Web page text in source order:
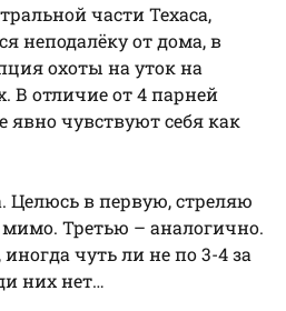
части Техаса,
неподалёку от дома, в
охоты на уток на
В отличие от 4 парней
явно чувствуют себя как
Целюсь в первую, стреляю
Третью – аналогично.
чуть ли не по 3-4 за
них нет…